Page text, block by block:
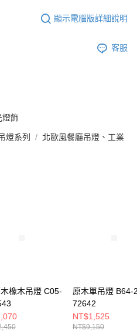
顯示電腦版詳細說明
客服
燈飾
燈系列
北歐風餐廳吊燈、工業
橡木吊燈 C05-
原木單吊燈 B64-
72642
NT$1,525
NT$9,150